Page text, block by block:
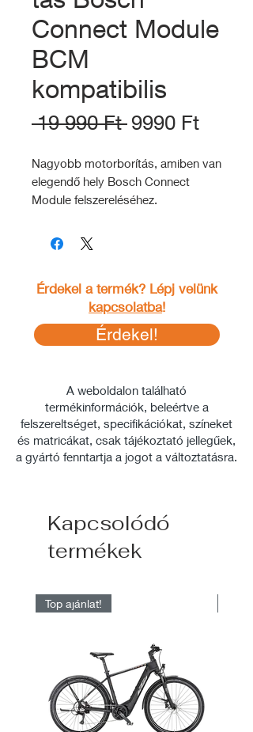
Connect Module
BCM
kompatibilis
19 990 Ft Szokásos
9990 FtAkciós
Nagyobb motorborítás, amiben van
elegendő hely Bosch Connect
Module felszereléséhez.
KOMPATIBILITÁS:
- Kathmandu Hybrid high-step,
- Nuride Hybridhigh-step, mid-step
- Reaction Hybrid 29”
- Stereo Hybrid 120 29”
3819:
- Stereo Hybrid 140 29”
Érdekel a termék? Lépj velünk
kapcsolatba!
Érdekel!
A weboldalon található
termékinformációk, beleértve a
felszereltséget, specifikációkat, színeket
és matricákat, csak tájékoztató jellegűek,
a gyártó fenntartja a jogot a változtatásra.
Kapcsolódó
termékek
Top ajánlat!